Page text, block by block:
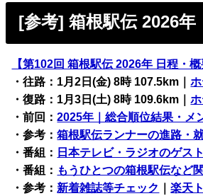
[参考] 箱根駅伝 2026年
【第102回 箱根駅伝 2026年 日程・概
・往路：1月2日(金) 8時 107.5km｜
・復路：1月3日(土) 8時 109.6km｜
・前回：2025年｜総合順位結果・メ
・参考：箱根駅伝ランナーの進路・
・番組： 日本テレビ・ラジオのゲス
・番組： もうひとつの箱根駅伝など
・参考： 新着雑誌等チェック ｜楽天